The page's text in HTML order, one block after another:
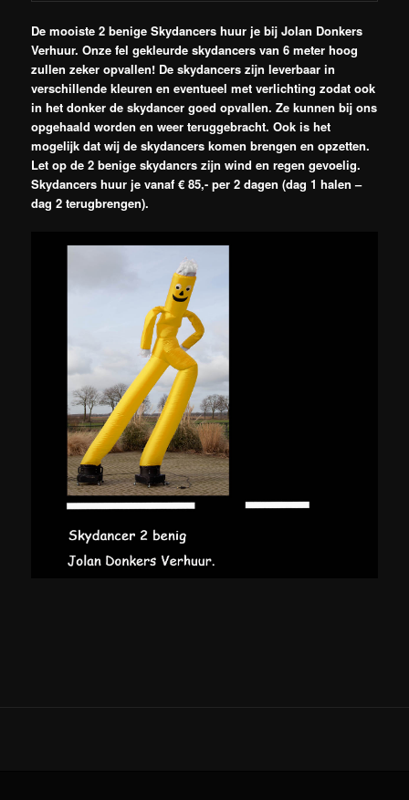
De mooiste 2 benige Skydancers huur je bij Jolan Donkers
Verhuur. Onze fel gekleurde skydancers van 6 meter hoog
zullen zeker opvallen! De skydancers zijn leverbaar in
verschillende kleuren en eventueel met verlichting zodat ook
in het donker de skydancer goed opvallen. Ze kunnen bij ons
opgehaald worden en weer teruggebracht. Ook is het
mogelijk dat wij de skydancers komen brengen en opzetten.
Let op de 2 benige skydancrs zijn wind en regen gevoelig.
Skydancers huur je vanaf € 85,- per 2 dagen (dag 1 halen –
dag 2 terugbrengen).